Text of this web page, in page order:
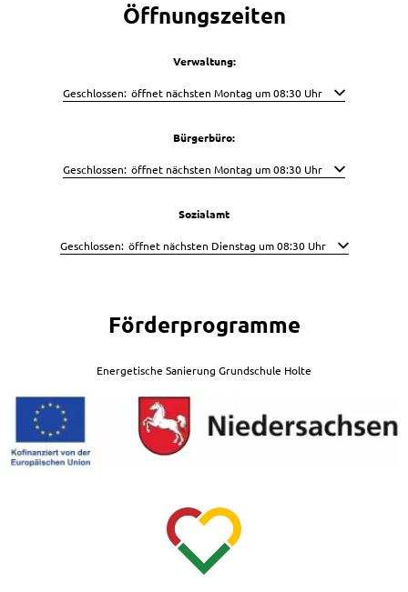
Öffnungszeiten
Verwaltung:
Klicken, um weitere Öffnungs- oder Schließzeiten auszublenden
Geschlossen: öffnet nächsten Montag um 08:30 Uhr
Bürgerbüro:
Klicken, um weitere Öffnungs- oder Schließzeiten auszublenden
Geschlossen: öffnet nächsten Montag um 08:30 Uhr
Sozialamt
Klicken, um weitere Öffnungs- oder Schließzeiten auszublenden
Geschlossen: öffnet nächsten Dienstag um 08:30 Uhr
Förderprogramme
Energetische Sanierung Grundschule Holte